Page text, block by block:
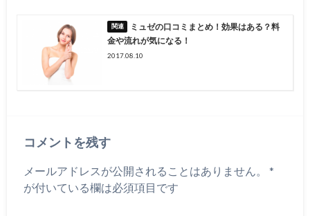
ミュゼの口コミまとめ！効果はある？料
金や流れが気になる！
2017.08.10
コメントを残す
メールアドレスが公開されることはありません。
*
が付いている欄は必須項目です